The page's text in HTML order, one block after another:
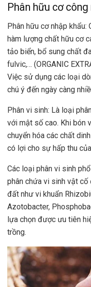
Phân hữu cơ công
Phân hữu cơ nhập khẩu:
hàm lượng chất hữu cơ
tảo biển, bổ sung chất
fulvic,… (ORGANIC
Việc sử dụng các loại
chú ý đến ngày càng
Phân vi sinh: Là loại
với mật số cao. Khi bón
chuyển hóa các chất
có lợi cho sự hấp thu
Các loại phân vi sinh
phân chứa vi sinh vật
đất như vi khuẩn
Azotobacter,
lựa chọn được ưu tiên
trồng.